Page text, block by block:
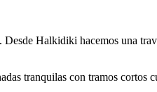
Halkidiki hacemos una
tranquilas con tramos cortos